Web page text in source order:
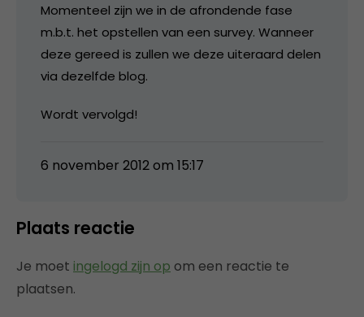
Momenteel zijn we in de afrondende fase
m.b.t. het opstellen van een survey. Wanneer
deze gereed is zullen we deze uiteraard delen
via dezelfde blog.
Wordt vervolgd!
6 november 2012 om 15:17
Plaats reactie
Je moet ingelogd zijn op om een reactie te
plaatsen.